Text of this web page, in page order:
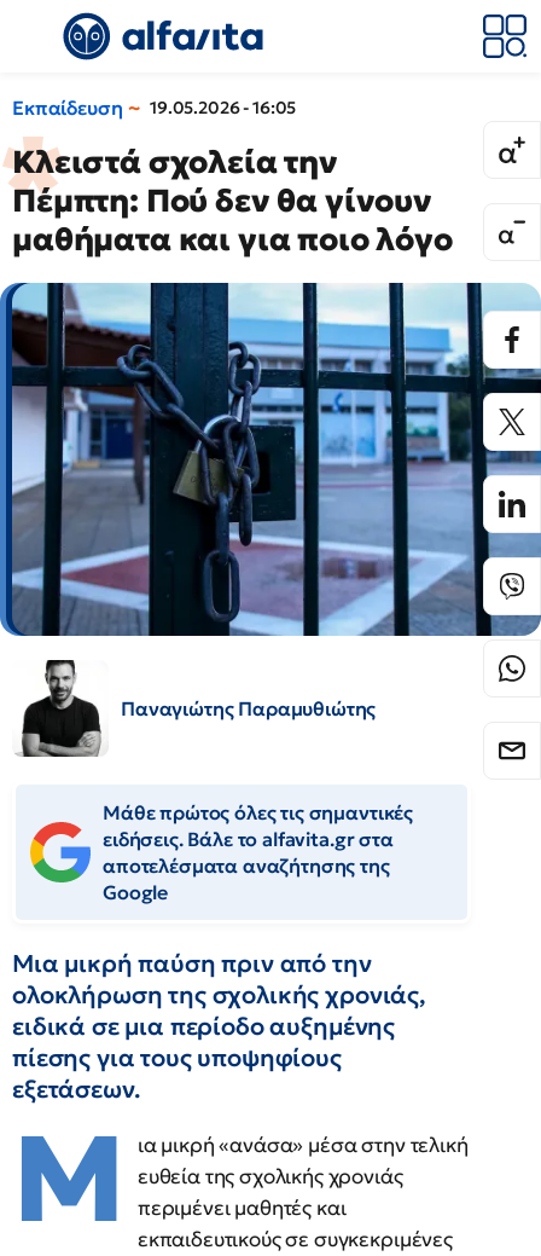
Εκπαίδευση 19.05.2026 - 16:05
Κλειστά σχολεία την
Πέμπτη: Πού δεν θα γίνουν
μαθήματα και για ποιο λόγο
Παναγιώτης Παραμυθιώτης
Μάθε πρώτος όλες τις σημαντικές
ειδήσεις. Βάλε το alfavita.gr στα
αποτελέσματα αναζήτησης της
Google
Μια μικρή παύση πριν από την
ολοκλήρωση της σχολικής χρονιάς,
ειδικά σε μια περίοδο αυξημένης
πίεσης για τους υποψηφίους
εξετάσεων.
Μ
ια μικρή «ανάσα» μέσα στην τελική
ευθεία της σχολικής χρονιάς
περιμένει μαθητές και
εκπαιδευτικούς σε συγκεκριμένες